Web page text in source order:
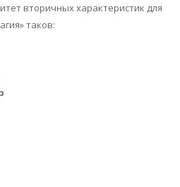
вторичных характеристик для
таков: